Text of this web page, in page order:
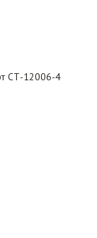
СТ-12006-4